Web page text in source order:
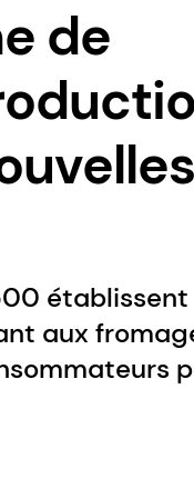
de
aux